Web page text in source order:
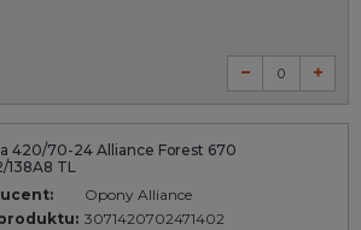
420/70-24 Alliance Forest 670
138A8 TL
Opony Alliance
3071420702471402